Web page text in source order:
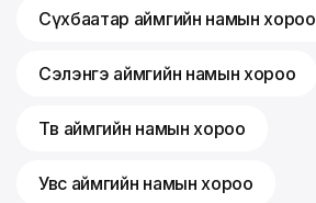
Сүхбаатар аймгийн намын хороо
Сэлэнгэ аймгийн намын хороо
Төв аймгийн намын хороо
Увс аймгийн намын хороо